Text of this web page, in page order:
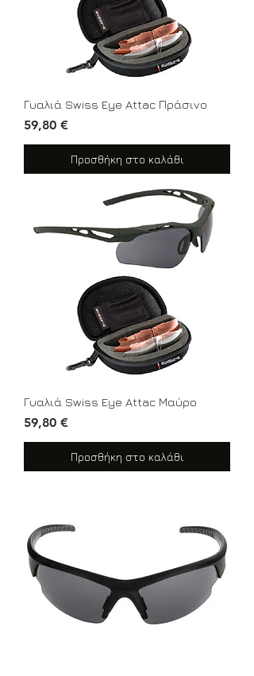
Γυαλιά Swiss Eye Attac Πράσινο
Τιμή
59,80 €
Προσθήκη στο καλάθι
Γυαλιά Swiss Eye Attac Μαύρο
Τιμή
59,80 €
Προσθήκη στο καλάθι